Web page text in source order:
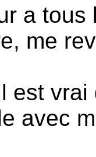
a
me
est
avec